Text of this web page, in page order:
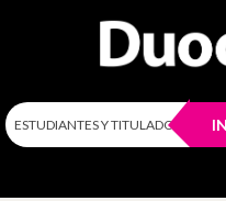
ESTUDIANTES Y TITULADOS